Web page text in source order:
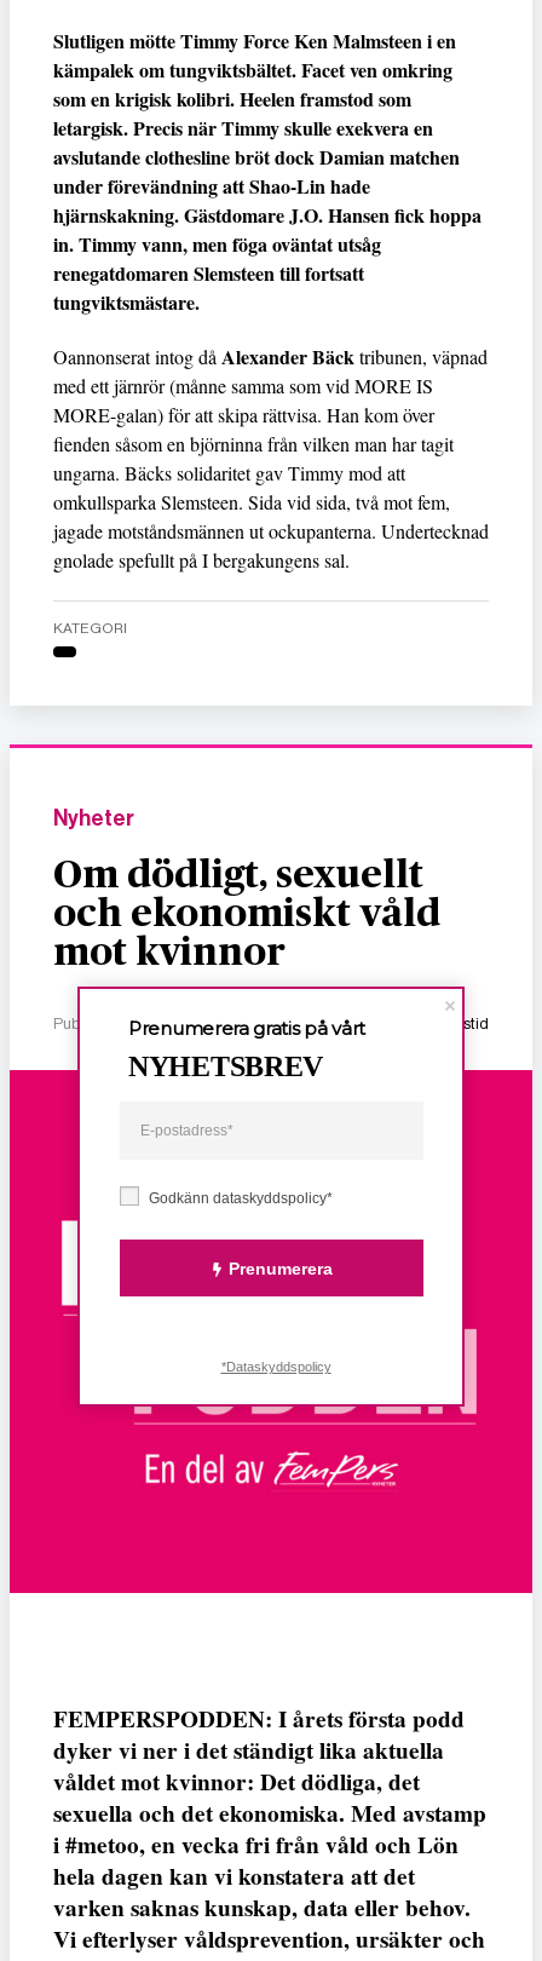
Slutligen mötte Timmy Force Ken Malmsteen i en
kämpalek om tungviktsbältet. Facet ven omkring
som en krigisk kolibri. Heelen framstod som
letargisk. Precis när Timmy skulle exekvera en
avslutande clothesline bröt dock Damian matchen
under förevändning att Shao-Lin hade
hjärnskakning. Gästdomare J.O. Hansen fick hoppa
in. Timmy vann, men föga oväntat utsåg
renegatdomaren Slemsteen till fortsatt
tungviktsmästare.
Oannonserat intog då Alexander Bäcktribunen, väpnad
med ett järnrör (månne samma som vid MORE IS
MORE-galan) för att skipa rättvisa. Han kom över
fienden såsom en björninna från vilken man har tagit
ungarna. Bäcks solidaritet gav Timmy mod att
omkullsparka Slemsteen. Sida vid sida, två mot fem,
jagade motståndsmännen ut ockupanterna. Undertecknad
gnolade spefullt på I bergakungens sal.
KATEGORI
Nyheter
Om dödligt, sexuellt
och ekonomiskt våld
mot kvinnor
Publicerad 2 januari, 2026 1 min lästid
FEMPERSPODDEN: I årets första podd
dyker vi ner i det ständigt lika aktuella
våldet mot kvinnor: Det dödliga, det
sexuella och det ekonomiska. Med avstamp
i #metoo, en vecka fri från våld och Lön
hela dagen kan vi konstatera att det
varken saknas kunskap, data eller behov.
Vi efterlyser våldsprevention, ursäkter och
Godkänn dataskyddspolicy*
Prenumerera
Prenumerera gratis på vårt
NYHETSBREV
*Dataskyddspolicy